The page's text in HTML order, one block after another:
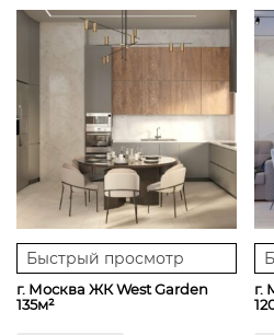
Быстрый просмотр
г. Москва ЖК West Garden
135м²
г.